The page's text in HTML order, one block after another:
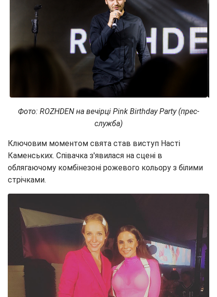
Фото: ROZHDEN на вечірці Pink Birthday Party (прес-
служба)
Ключовим моментом свята став виступ Насті
Каменських. Співачка з'явилася на сцені в
облягаючому комбінезоні рожевого кольору з білими
стрічками.